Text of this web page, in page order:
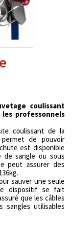
coulissant
professonnels
coulissant de la
permet de pouvoir
est disponible
de sangle ou sous
peut assurer des
sauver une seule
dispositif se fait
que les câbles
sangles utilisables